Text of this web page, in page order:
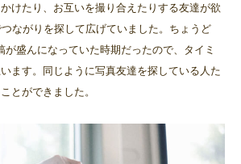
けたり、お互いを撮り合えたりする友達が欲
ながりを探して広げていました。ちょうど
が盛んになっていた時期だったので、タイミ
ます。同じように写真友達を探している人た
とができました。